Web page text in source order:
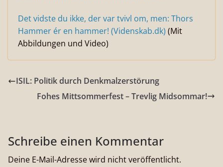
Det vidste du ikke, der var tvivl om, men: Thors
Hammer ér en hammer! (Videnskab.dk) (Mit
Abbildungen und Video)
ISIL: Politik durch Denkmalzerstörung
Fohes Mittsommerfest – Trevlig Midsommar!
Schreibe einen Kommentar
Deine E-Mail-Adresse wird nicht veröffentlicht.